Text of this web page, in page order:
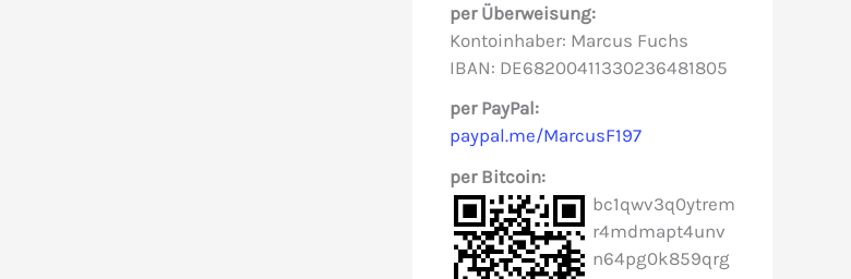
a
c
h
:
per Überweisung:
Kontoinhaber: Marcus Fuchs
IBAN: DE68200411330236481805
per PayPal:
paypal.me/MarcusF197
per Bitcoin:
bc1qwv3q0ytrem
r4mdmapt4unv
n64pg0k859qrg